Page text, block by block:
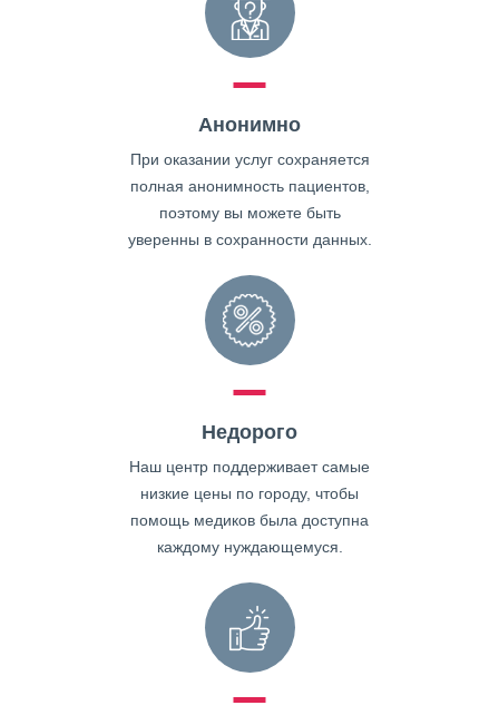
Анонимно
При оказании услуг сохраняется
полная анонимность пациентов,
поэтому вы можете быть
уверенны в сохранности данных.
Недорого
Наш центр поддерживает самые
низкие цены по городу, чтобы
помощь медиков была доступна
каждому нуждающемуся.